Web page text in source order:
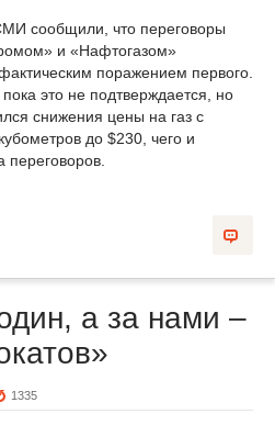
сообщили, что переговоры
и «Нафтогазом»
поражением первого.
это не подтверждается, но
снижения цены на газ с
до $230, чего и
переговоров.
а за нами –
1335